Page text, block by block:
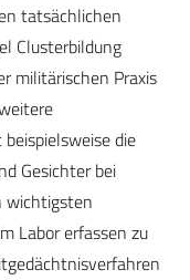
tatsächlichen
Clusterbildung
militärischen Praxis
die
Gesichter bei
wichtigsten
Labor erfassen zu